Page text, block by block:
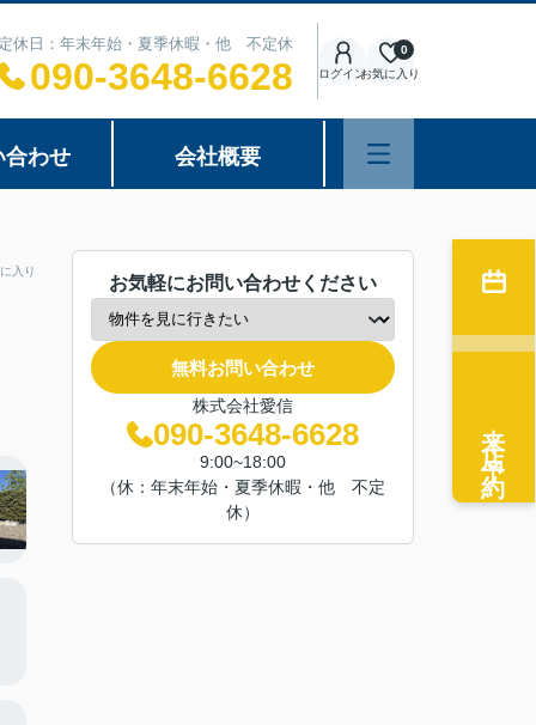
休日：年末年始・夏季休暇・他 不定休
090-3648-6628 ログインお気に入り
0
合わせ 会社概要
入り
お気軽にお問い合わせください
無料お問い合わせ
株式会社愛信
090-3648-6628
9:00~18:00
（休：年末年始・夏季休暇・他 不定
休）
来店予約